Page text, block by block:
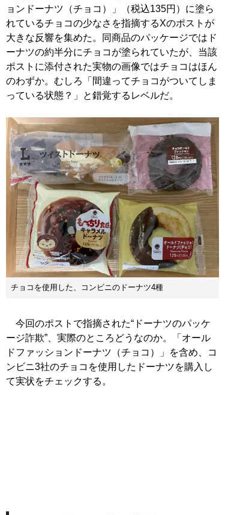
ョンドーナツ（チョコ）」（税込135円）に塗ら
れているチョコの少なさを指摘するXのポストが
大きな反響を集めた。同商品のパッケージではド
ーナツの約半分にチョコが塗られていたが、当該
ポストに添付された実物の画像ではチョコはほん
のわずか。むしろ「間違ってチョコがついてしま
っている状態？」と錯覚するレベルだ。
チョコを使用した、コンビニのドーナツ4種
今回のポストで指摘された“ドーナツのパッケ
ージ詐欺”、実際のところどうなのか。「オール
ドファッションドーナツ（チョコ）」を含め、コ
ンビニ3社のチョコを使用したドーナツを購入し
て実状をチェックする。